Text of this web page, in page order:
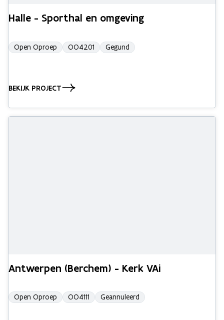
Halle - Sporthal en omgeving
Open Oproep OO4201 Gegund
BEKIJK PROJECT
Antwerpen (Berchem) - Kerk VAi
Open Oproep OO4111 Geannuleerd